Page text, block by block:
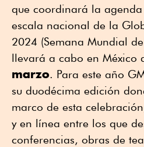
que coordinará la
escala nacional de la
2024 (Semana Mundial
llevará a cabo en México
marzo. Para este año
su duodécima edición
marco de esta
y en línea entre los que
conferencias, obras de